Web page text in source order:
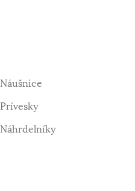
Náušnice
Prívesky
Náhrdelníky